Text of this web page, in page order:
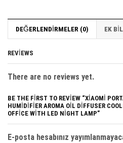
DEĞERLENDIRMELER (0) EK
REVIEWS
There are no reviews yet.
BE THE FIRST TO REVIEW “XIAOMI
HUMIDIFIER AROMA OIL DIFFUSER
OFFICE WITH LED NIGHT LAMP”
E-posta hesabınız